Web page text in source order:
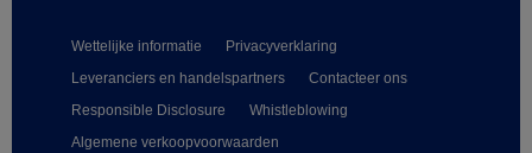
Wettelijke informatie
Privacyverklaring
Leveranciers en handelspartners
Contacteer ons
Responsible Disclosure
Whistleblowing
Algemene verkoopvoorwaarden